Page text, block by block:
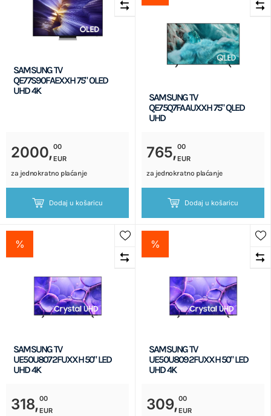
SAMSUNG TV
QE77S90FAEXXH 75" OLED
UHD 4K
2000,00
EUR
za jednokratno plaćanje
Dodaj u košaricu
SAMSUNG TV
QE75Q7FAAUXXH 75" QLED
UHD
765,00
EUR
za jednokratno plaćanje
Dodaj u košaricu
%
SAMSUNG TV
UE50U8072FUXXH 50" LED
UHD 4K
318,00
EUR
%
SAMSUNG TV
UE50U8092FUXXH 50" LED
UHD 4K
309,00
EUR